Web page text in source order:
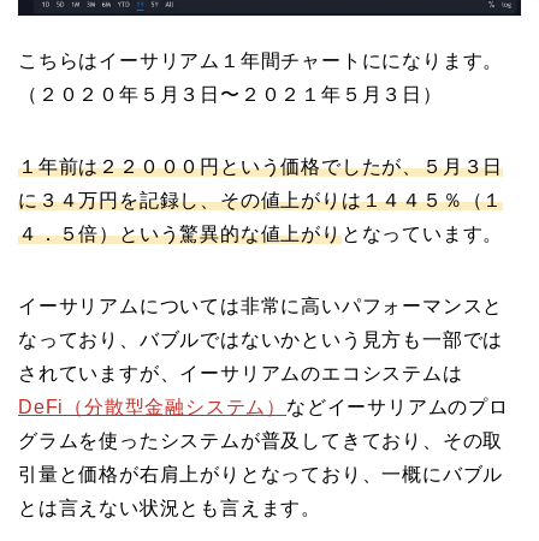
こちらはイーサリアム１年間チャートにになります。
（２０２０年５月３日〜２０２１年５月３日）
１年前は２２０００円という価格でしたが、５月３日
に３４万円を記録し、その値上がりは１４４５％（１
４．５倍）という驚異的な値上がりとなっています。
イーサリアムについては非常に高いパフォーマンスと
なっており、バブルではないかという見方も一部では
されていますが、イーサリアムのエコシステムは
DeFi（分散型金融システム） などイーサリアムのプロ
グラムを使ったシステムが普及してきており、その取
引量と価格が右肩上がりとなっており、一概にバブル
とは言えない状況とも言えます。